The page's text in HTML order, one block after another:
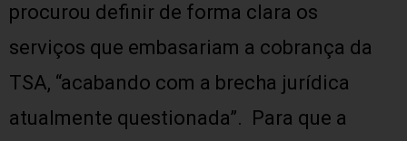
procurou definir de forma clara os
serviços que embasariam a cobrança da
TSA, “acabando com a brecha jurídica
atualmente questionada”. Para que a